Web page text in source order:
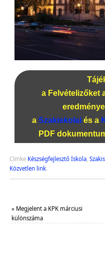
a Felvételizőket
a Szakiskolai és a
PDF
Címke Készségfejlesztő Iskola,
Közvetlen link.
« Megjelent a KPK márciusi
különszáma